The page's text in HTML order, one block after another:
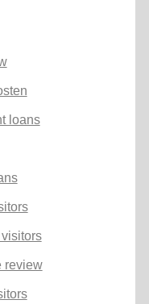
loans
review